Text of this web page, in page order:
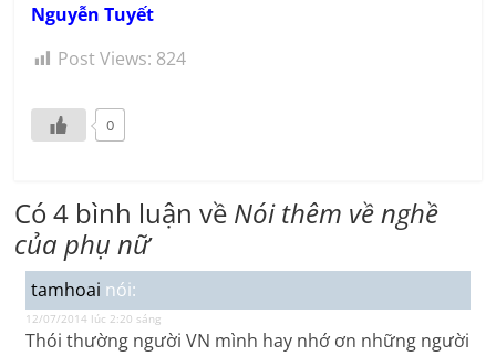
Nguyễn Tuyết
Post Views: 824
0
Có 4 bình luận về Nói thêm về nghề
của phụ nữ
tamhoai nói:
12/07/2014 lúc 2:20 sáng
Thói thường người VN mình hay nhớ ơn những người